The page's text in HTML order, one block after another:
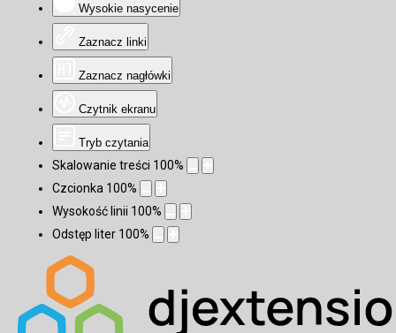
Wysokie nasycenie
Zaznacz linki
Zaznacz nagłówki
Czytnik ekranu
Tryb czytania
Skalowanie treści 100%
Czcionka 100%
Wysokość linii 100%
Odstęp liter 100%